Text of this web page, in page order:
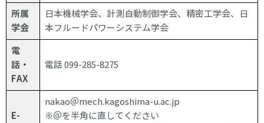
所属
学会
日本機械学会、計測自動制御学会、精密工学会、日
本フルードパワーシステム学会
電
話・
FAX
電話 099-285-8275
E-
nakao＠mech.kagoshima-u.ac.jp
※＠を半角に直してください